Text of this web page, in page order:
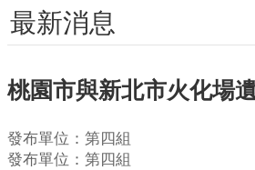
最新消息
桃園市與新北市火化場
發布單位：第四組
發布單位：第四組